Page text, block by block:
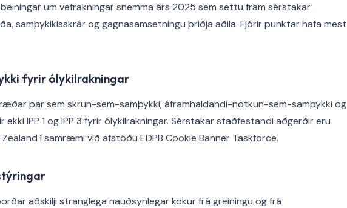
um vefrakningar snemma árs 2025 sem settu fram sérstakar
samþykikisskrár og gagnasamsetningu þriðja aðila. Fjórir punktar hafa mest
fyrir ólykilrakningar
þar sem skrun-sem-samþykki, áframhaldandi-notkun-sem-samþykki og
IPP 1 og IPP 3 fyrir ólykilrakningar. Sérstakar staðfestandi aðgerðir eru
í samræmi við afstöðu EDPB Cookie Banner Taskforce.
aðskilji stranglega nauðsynlegar kökur frá greiningu og frá